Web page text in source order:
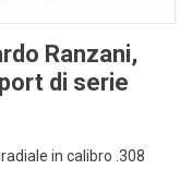
Ranzani,
di serie
in calibro .308